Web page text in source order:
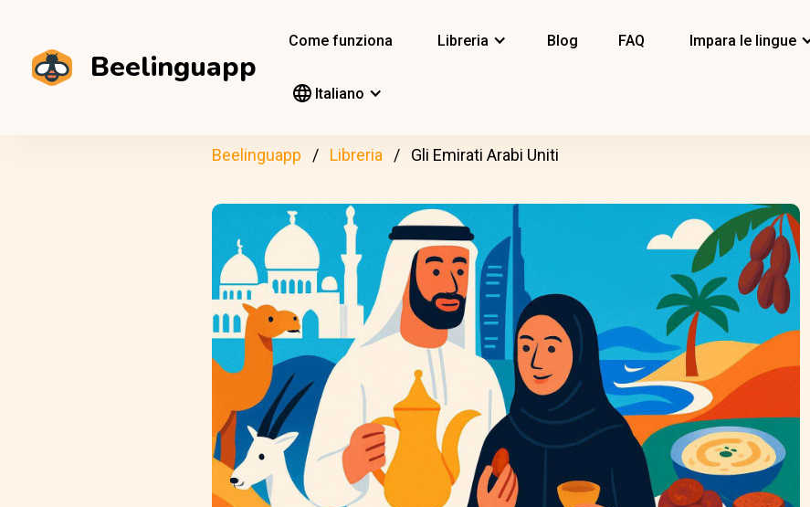
Beelinguapp
Come funziona Libreria Blog FAQ Impara le lingue
Italiano
Beelinguapp Libreria Gli Emirati Arabi Uniti